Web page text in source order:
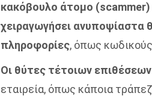
κακόβουλο άτομο
χειραγωγήσει ανυποψίαστα
πληροφορίες, όπως
Οι θύτες τέτοιων
εταιρεία, όπως κάποια